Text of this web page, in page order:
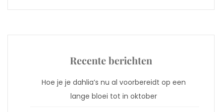
Recente berichten
Hoe je je dahlia’s nu al voorbereidt op een
lange bloei tot in oktober